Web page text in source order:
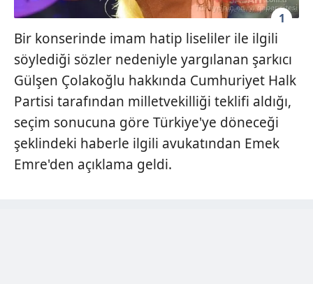
1
Bir konserinde imam hatip liseliler ile ilgili
söylediği sözler nedeniyle yargılanan şarkıcı
Gülşen Çolakoğlu hakkında Cumhuriyet Halk
Partisi tarafından milletvekilliği teklifi aldığı,
seçim sonucuna göre Türkiye'ye döneceği
şeklindeki haberle ilgili avukatından Emek
Emre'den açıklama geldi.